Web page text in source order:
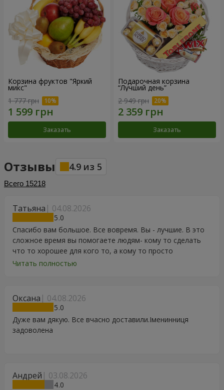
Корзина фруктов "Яркий
микс"
1 777 грн
Заказать
Подарочная корзина
“Лучший день”
2 949 грн
Заказать
Отзывы 4.9 из 5
Всего 15218
Татьяна 04.08.2026
5
Спасибо вам большое. Все вовремя. Вы - лучшие. В это
сложное время вы помогаете людям- кому то сделать
что то хорошее для кого то, а кому то просто
порадоваться цветам, подарку, тортику, поздравлению.
Читать полностью
Оксана 04.08.2026
5
Дуже вам дякую. Все вчасно доставили.Іменинниця
задоволена
Андрей 03.08.2026
4